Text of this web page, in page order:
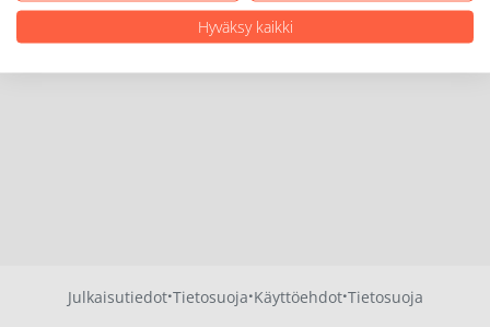
Julkaisutiedot·Tietosuoja·Käyttöehdot·Tietosuoja
Hyväksy kaikki